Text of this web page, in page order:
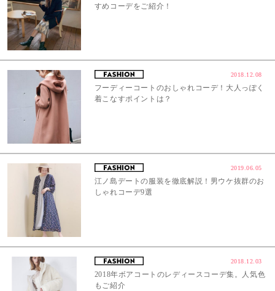
すめコーデをご紹介！
2018.12.08
フーディーコートのおしゃれコーデ！大人っぽく
着こなすポイントは？
2019.06.05
江ノ島デートの服装を徹底解説！男ウケ抜群のお
しゃれコーデ9選
2018.12.03
2018年ボアコートのレディースコーデ集。人気色
もご紹介